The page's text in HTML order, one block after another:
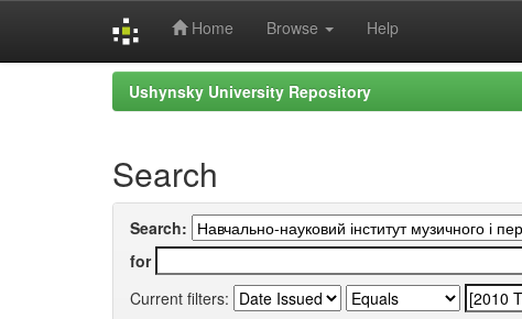
Home Browse Help
Ushynsky University Repository
Search
Search:
for
Current filters: